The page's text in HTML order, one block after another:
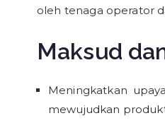
oleh tenaga operator
Maksud
Meningkatkan
mewujudkan